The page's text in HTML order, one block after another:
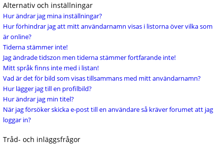
Alternativ och inställningar
Hur ändrar jag mina inställningar?
Hur förhindrar jag att mitt användarnamn visas i listorna över vilka som
är online?
Tiderna stämmer inte!
Jag ändrade tidszon men tiderna stämmer fortfarande inte!
Mitt språk finns inte med i listan!
Vad är det för bild som visas tillsammans med mitt användarnamn?
Hur lägger jag till en profilbild?
Hur ändrar jag min titel?
När jag försöker skicka e-post till en användare så kräver forumet att jag
loggar in?
Tråd- och inläggsfrågor